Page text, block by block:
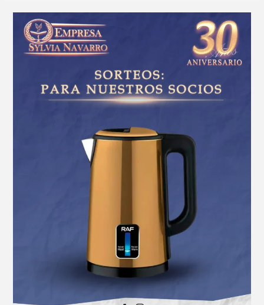
Felicitaciones
nuestra
Fernandez